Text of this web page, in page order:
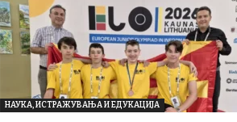
НАУКА, ИСТРАЖУВАЊА И ЕДУКАЦИЈА